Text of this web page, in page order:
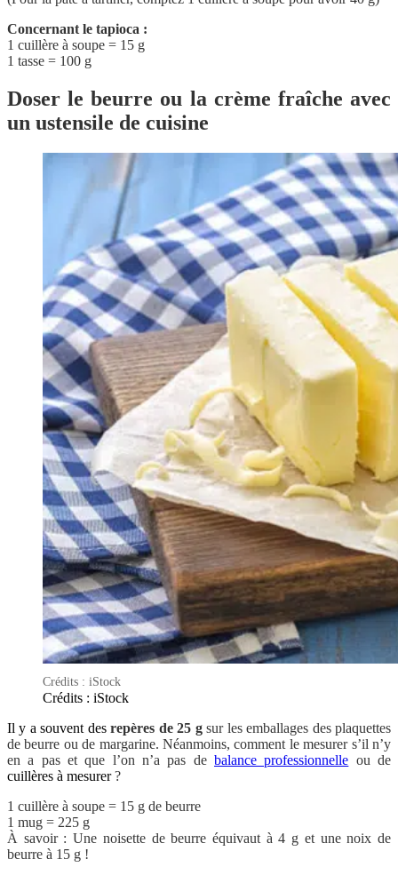
Concernant le tapioca :
1 cuillère à soupe = 15 g
1 tasse = 100 g
Doser le beurre ou la crème fraîche avec
un ustensile de cuisine
Crédits : iStock
Crédits : iStock
Il y a souvent desrepères de 25 gsur les emballages des plaquettes
de beurre ou de margarine. Néanmoins, comment le mesurer s’il n’y
en a pas et que l’on n’a pas de balance professionnelle ou de
cuillères à mesurer?
1 cuillère à soupe = 15 g de beurre
1 mug = 225 g
À savoir : Une noisette de beurre équivaut à 4 g et une noix de
beurre à 15 g !